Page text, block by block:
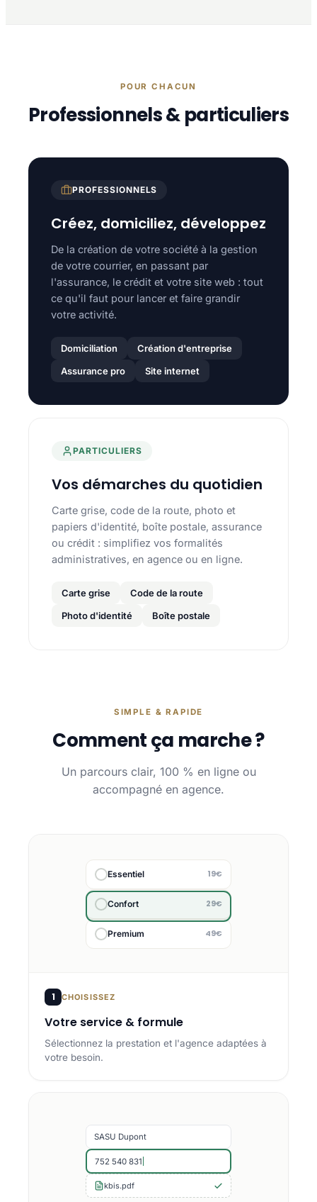
POUR CHACUN
Professionnels & particuliers
PROFESSIONNELS
Créez, domiciliez, développez
De la création de votre société à la gestion
de votre courrier, en passant par
l'assurance, le crédit et votre site web : tout
ce qu'il faut pour lancer et faire grandir
votre activité.
Domiciliation
Création d'entreprise
Assurance pro
Site internet
PARTICULIERS
Vos démarches du quotidien
Carte grise, code de la route, photo et
papiers d'identité, boîte postale, assurance
ou crédit : simplifiez vos formalités
administratives, en agence ou en ligne.
Carte grise
Code de la route
Photo d'identité
Boîte postale
SIMPLE & RAPIDE
Comment ça marche ?
Un parcours clair, 100 % en ligne ou
accompagné en agence.
Essentiel 19€
Confort 29€
Premium 49€
1 CHOISISSEZ
Votre service & formule
Sélectionnez la prestation et l'agence adaptées à
votre besoin.
SASU Dupont
752 540 831
kbis.pdf